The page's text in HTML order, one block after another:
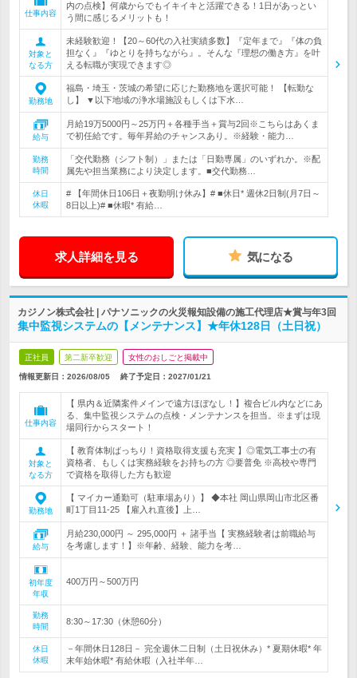
仕事内容
内の点検】何歳からでもイキイキと活躍できる！1日があっとい
う間に感じるメリットも！
対象と
なる方
未経験歓迎！【20～60代の入社実績多数】『定年まで』『体の負
担なく』『ゆとりを持ちながら』。そんな『理想の働き方』を叶
える転職が実現できます◎
勤務地
福島・埼玉・茨城の希望に応じた勤務地を選択可能！ 【転勤な
し】 ▼以下地域の浄水場施設もしくは下水…
給与
月給19万5000円～25万円＋各種手当＋賞与2回※こちらはあくま
で初任給です。毎年昇給のチャンスあり。※経験・能力…
勤務
時間
「交代勤務（シフト制）」または「日勤専属」のいずれか。※配
属先や担当業務により決定します。■交代勤務…
休日
休暇
# 【年間休日106日＋夜勤明け休み】# ■休日* 週休2日制(月7日～
8日以上)# ■休暇* 有給…
求人詳細を見る 気になる
カジノン株式会社 | パナソニックの火災報知設備の施工代理店★賞与年3回
集中監視システムの【メンテナンス】★年休128日（土日祝）
正社員 第二新卒歓迎 女性のおしごと掲載中
情報更新日：2026/08/05 終了予定日： 2027/01/21
仕事内容
【 県内＆近隣案件メインで遠方ほぼなし！】複合ビル内などにあ
る、集中監視システムの点検・メンテナンスを担当。※まずは現
場同行からスタート！
対象と
なる方
【 教育体制ばっちり！資格取得支援も充実 】◎電気工事士の有
資格者、もしくは実務経験をお持ちの方 ◎要普免 ※高校や専門
で資格を取得した方も歓迎
勤務地
【 マイカー通勤可（駐車場あり）】 ◆本社 岡山県岡山市北区番
町1丁目11-25 【雇入れ直後】上…
給与
月給230,000円 ～ 295,000円 ＋ 諸手当【 実務経験者は前職給与
を考慮します！】※年齢、経験、能力を考…
初年度
年収
400万円～500万円
勤務
時間
8:30～17:30（休憩60分）
休日
休暇
－年間休日128日－ 完全週休二日制（土日祝休み）* 夏期休暇* 年
末年始休暇* 有給休暇（入社半年…